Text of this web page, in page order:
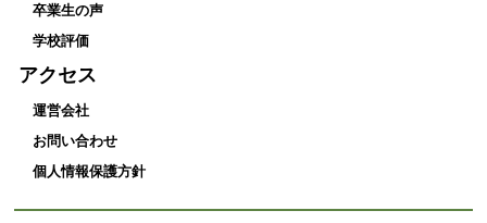
卒業生の声
学校評価
アクセス
運営会社
お問い合わせ
個人情報保護方針